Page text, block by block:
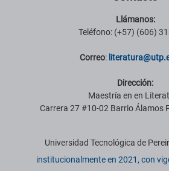
Llámanos:
Teléfono: (+57) (606)
Correo:
Dirección:
Maestría en en
Carrera 27 #10-02 Barrio Álamos
Información institucional
Universidad Tecnológica de
institucionalmente en 2021, con